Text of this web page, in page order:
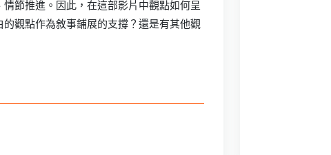
節推進。因此，在這部影片中觀點如何呈
觀點作為敘事鋪展的支撐？還是有其他觀